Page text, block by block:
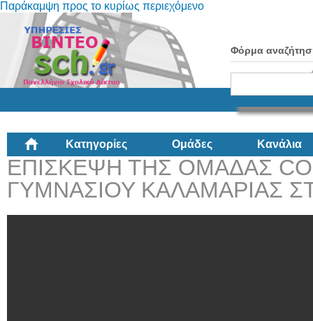
Παράκαμψη προς το κυρίως περιεχόμενο
Φόρμα
Κατηγορίες Ομάδες Κανάλια
ΕΠΙΣΚΕΨΗ ΤΗΣ ΟΜΑΔΑΣ
ΓΥΜΝΑΣΙΟΥ ΚΑΛΑΜΑΡΙΑΣ